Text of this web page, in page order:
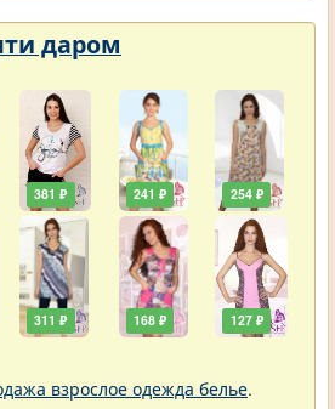
даром
381 ₽
311 ₽
241 ₽
168 ₽
254 ₽
127 ₽
взрослое одежда белье.